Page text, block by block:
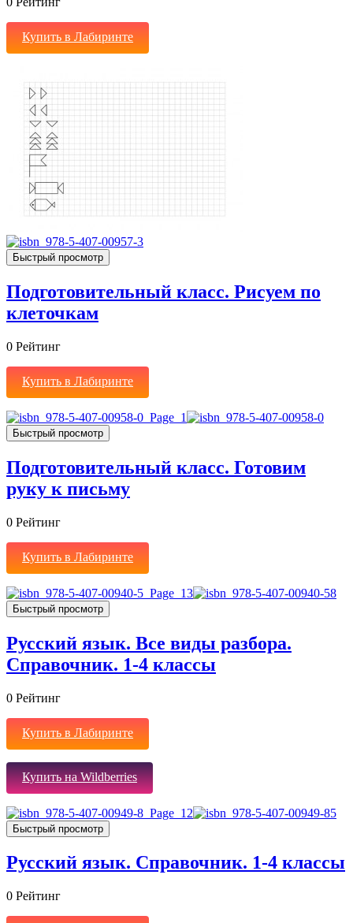
Купить в Лабиринте
Быстрый просмотр
Подготовительный класс. Рисуем по
клеточкам
0 Рейтинг
Купить в Лабиринте
Быстрый просмотр
Подготовительный класс. Готовим
руку к письму
0 Рейтинг
Купить в Лабиринте
Быстрый просмотр
Русский язык. Все виды разбора.
Справочник. 1-4 классы
0 Рейтинг
Купить в Лабиринте
Купить на Wildberries
Быстрый просмотр
Русский язык. Справочник. 1-4 классы
0 Рейтинг